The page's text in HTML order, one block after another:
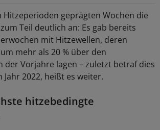
Hitzeperioden geprägten Wochen die
Teil deutlich an: Es gab bereits
mit Hitzewellen, deren
mehr als 20 % über den
der Vorjahre lagen – zuletzt betraf dies
Jahr 2022, heißt es weiter.
hitzebedingte